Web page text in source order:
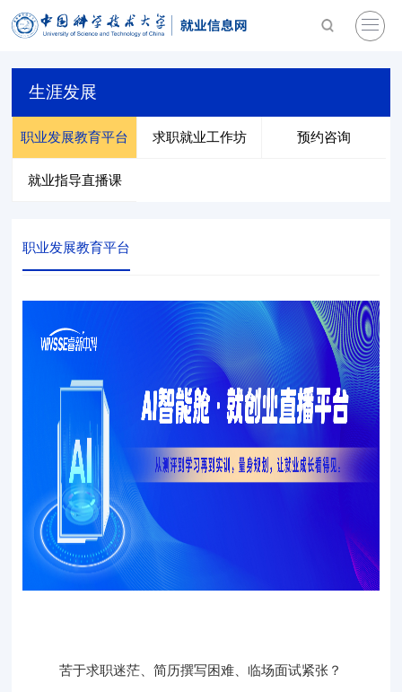
生涯发展
职业发展教育平台 求职就业工作坊 预约咨询
就业指导直播课
职业发展教育平台
苦于求职迷茫、简历撰写困难、临场面试紧张？